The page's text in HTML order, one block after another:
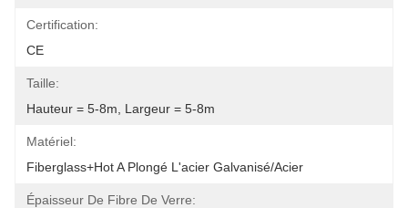
Certification:
CE
Taille:
Hauteur = 5-8m, Largeur = 5-8m
Matériel:
Fiberglass+Hot A Plongé L'acier Galvanisé/acier
Épaisseur De Fibre De Verre: